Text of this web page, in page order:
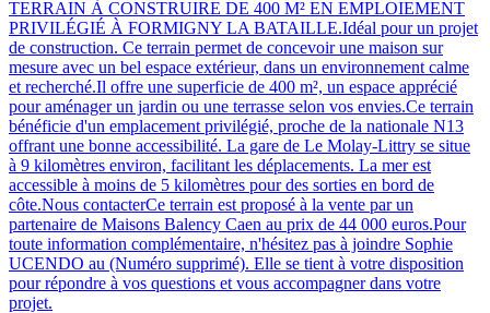
TERRAIN À CONSTRUIRE DE 400 M² EN EMPLOIEMENT
PRIVILÉGIÉ À FORMIGNY LA BATAILLE.Idéal pour un projet
de construction. Ce terrain permet de concevoir une maison sur
mesure avec un bel espace extérieur, dans un environnement calme
et recherché.Il offre une superficie de 400 m², un espace apprécié
pour aménager un jardin ou une terrasse selon vos envies.Ce terrain
bénéficie d'un emplacement privilégié, proche de la nationale N13
offrant une bonne accessibilité. La gare de Le Molay-Littry se situe
à 9 kilomètres environ, facilitant les déplacements. La mer est
accessible à moins de 5 kilomètres pour des sorties en bord de
côte.Nous contacterCe terrain est proposé à la vente par un
partenaire de Maisons Balency Caen au prix de 44 000 euros.Pour
toute information complémentaire, n'hésitez pas à joindre Sophie
UCENDO au (Numéro supprimé). Elle se tient à votre disposition
pour répondre à vos questions et vous accompagner dans votre
projet.